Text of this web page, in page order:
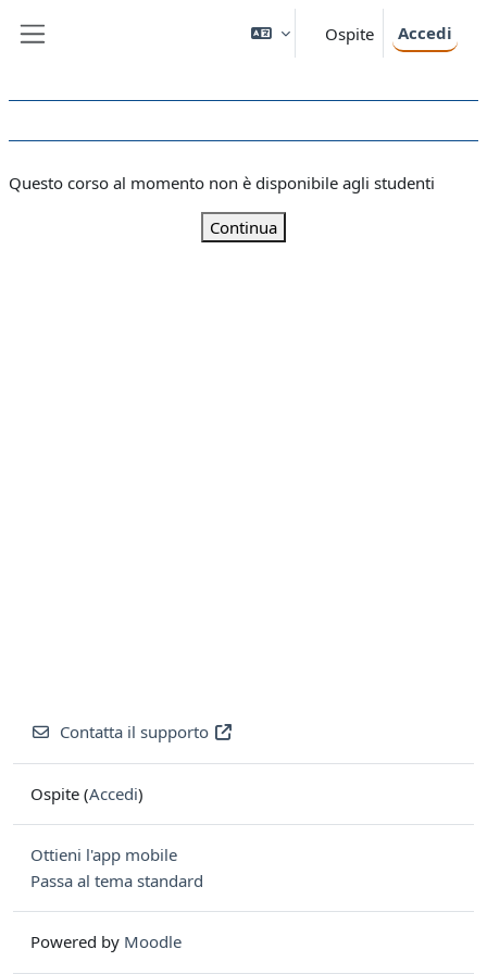
Ospite Accedi
Questo corso al momento non è disponibile agli studenti
Continua
Contatta il supporto
Ospite (Accedi)
Ottieni l'app mobile
Passa al tema standard
Powered by Moodle